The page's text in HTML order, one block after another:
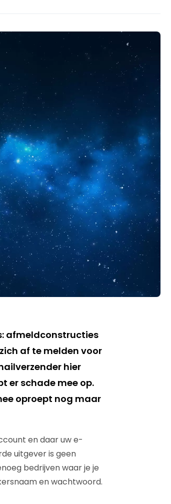
afmeldconstructies
af te melden voor
hier
er schade mee op.
oproept nog maar
en daar uw e-
uitgever is geen
bedrijven waar je je
en wachtwoord.